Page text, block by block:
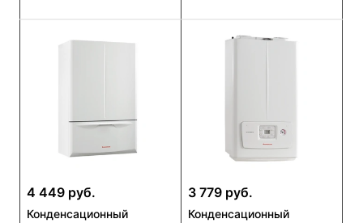
4 449 руб.
Конденсационный
3 779 руб.
Конденсационный